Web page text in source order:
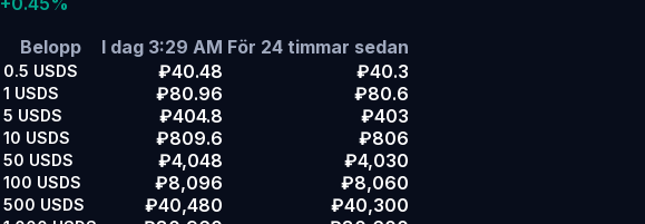
Belopp
I dag 3:29 AM För 24 timmar sedan
0.5 USDS ₽40.48 ₽40.3
1 USDS ₽80.96 ₽80.6
5 USDS ₽404.8 ₽403
10 USDS ₽809.6 ₽806
50 USDS ₽4,048 ₽4,030
100 USDS ₽8,096 ₽8,060
500 USDS ₽40,480 ₽40,300